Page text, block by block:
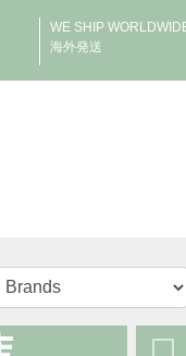
WE SHIP
海外発送